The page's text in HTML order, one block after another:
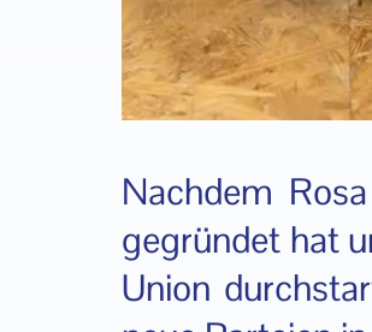
Nachdem
gegründet hat
Union